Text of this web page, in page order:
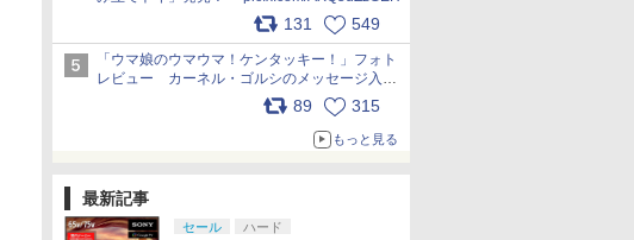
131 549
「ウマ娘のウマウマ！ケンタッキー！」フォト
レビュー カーネル・ゴルシのメッセージ入り
パッケージや描き下ろしトレカなどが登場
89 315
もっと見る
最新記事
セール ハード